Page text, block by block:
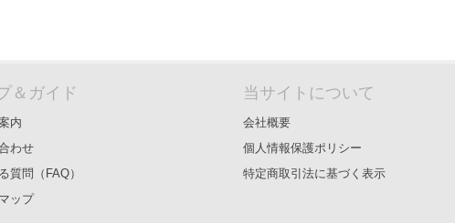
＆ガイド
内
わせ
質問（FAQ）
ップ
当サイトについて
会社概要
個人情報保護ポリシー
特定商取引法に基づく表示